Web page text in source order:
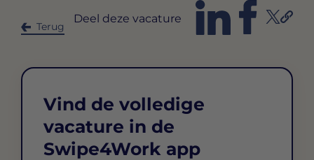
Terug
Deel deze vacature
Vind de volledige
vacature in de
Swipe4Work app